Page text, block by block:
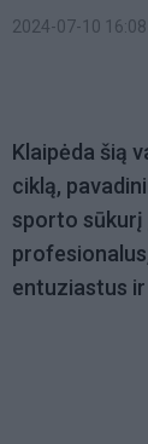
2024-07-10 16:08
Klaipėda šią
ciklą,
sporto sūkurį
entuziastus ir